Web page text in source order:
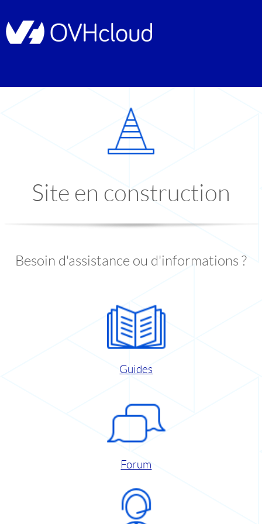
Site en construction
Besoin d'assistance ou d'informations ?
Guides
Forum